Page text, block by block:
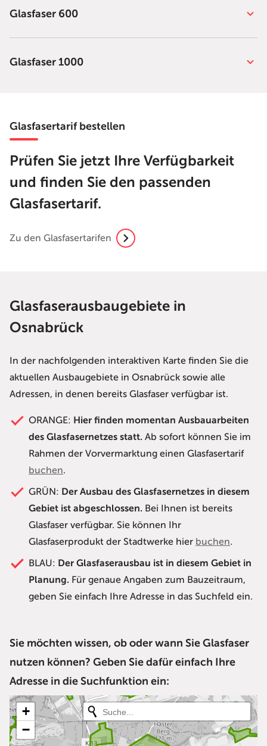
Glasfaser 600
Glasfaser 1000
Glasfasertarif bestellen
Prüfen Sie jetzt Ihre Verfügbarkeit
und finden Sie den passenden
Glasfasertarif.
Zu den Glasfasertarifen
Glasfaserausbaugebiete in
Osnabrück
In der nachfolgenden interaktiven Karte finden Sie die
aktuellen Ausbaugebiete in Osnabrück sowie alle
Adressen, in denen bereits Glasfaser verfügbar ist.
ORANGE: Hier finden momentan Ausbauarbeiten
des Glasfasernetzes statt. Ab sofort können Sie im
Rahmen der Vorvermarktung einen Glasfasertarif
buchen.
GRÜN: Der Ausbau des Glasfasernetzes in diesem
Gebiet ist abgeschlossen. Bei Ihnen ist bereits
Glasfaser verfügbar. Sie können Ihr
Glasfaserprodukt der Stadtwerke hier buchen.
BLAU: Der Glasfaserausbau ist in diesem Gebiet in
Planung. Für genaue Angaben zum Bauzeitraum,
geben Sie einfach Ihre Adresse in das Suchfeld ein.
Sie möchten wissen, ob oder wann Sie Glasfaser
nutzen können? Geben Sie dafür einfach Ihre
Adresse in die Suchfunktion ein: